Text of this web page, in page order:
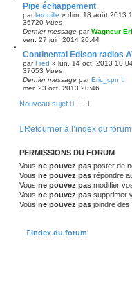
Pipe échappement
parlarouille » dim. 18 août 2013
36720 Vues
Dernier message parWagneur
ven. 27 juin 2014 20:44
Continental Edison radios
parFred » lun. 14 oct. 2013
37653 Vues
Dernier message parEric_cpn
mer. 23 oct. 2013 20:46
Nouveau sujet
Retourner à l’index du forum
PERMISSIONS DU FORUM
Vous ne pouvez pas poster de
Vous ne pouvez pas répondre
Vous ne pouvez pas modifier
Vous ne pouvez pas supprimer
Vous ne pouvez pas joindre des
Index du forum